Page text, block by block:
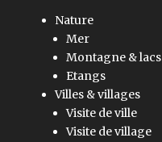
Nature
Mer
Montagne & lacs
Etangs
Villes & villages
Visite de ville
Visite de village